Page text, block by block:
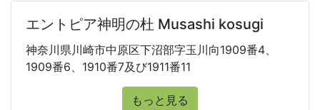
エントピア神明の杜 Musashi kosugi
神奈川県川崎市中原区下沼部字玉川向1909番4、
1909番6、1910番7及び1911番11
もっと見る